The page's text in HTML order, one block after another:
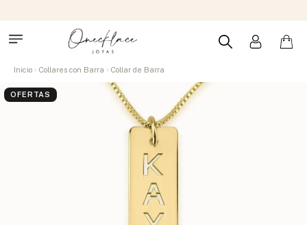
Inicio Collares con Barra Collar de Barra
OFERTAS